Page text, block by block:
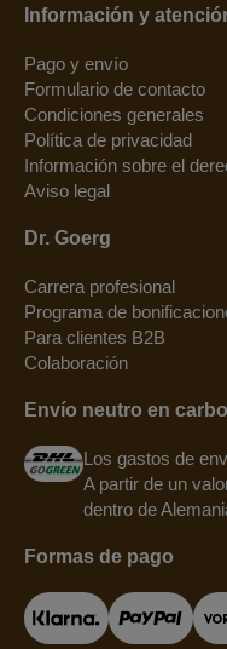
Información y
Pago y envío
Formulario de contacto
Condiciones generales
Política de privacidad
Información sobre el
Aviso legal
Dr. Goerg
Carrera profesional
Programa de
Para clientes B2B
Colaboración
Envío neutro en
Los gastos de
A partir de un
dentro de
Formas de pago